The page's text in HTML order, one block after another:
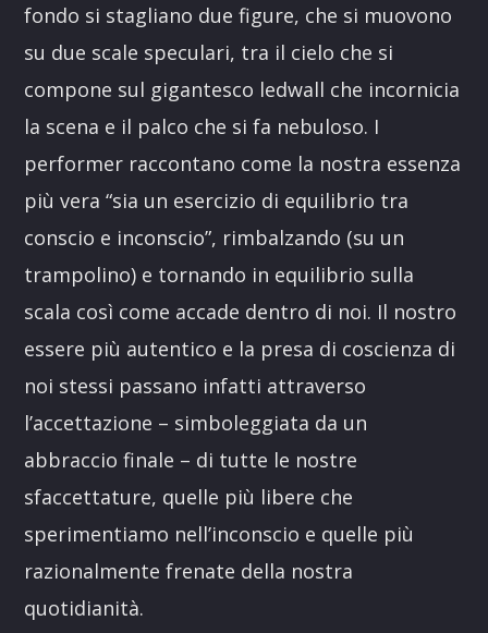
fondo si stagliano due figure, che si muovono
su due scale speculari, tra il cielo che si
compone sul gigantesco ledwall che incornicia
la scena e il palco che si fa nebuloso. I
performer raccontano come la nostra essenza
più vera “sia un esercizio di equilibrio tra
conscio e inconscio”, rimbalzando (su un
trampolino) e tornando in equilibrio sulla
scala così come accade dentro di noi. Il nostro
essere più autentico e la presa di coscienza di
noi stessi passano infatti attraverso
l’accettazione – simboleggiata da un
abbraccio finale – di tutte le nostre
sfaccettature, quelle più libere che
sperimentiamo nell’inconscio e quelle più
razionalmente frenate della nostra
quotidianità.